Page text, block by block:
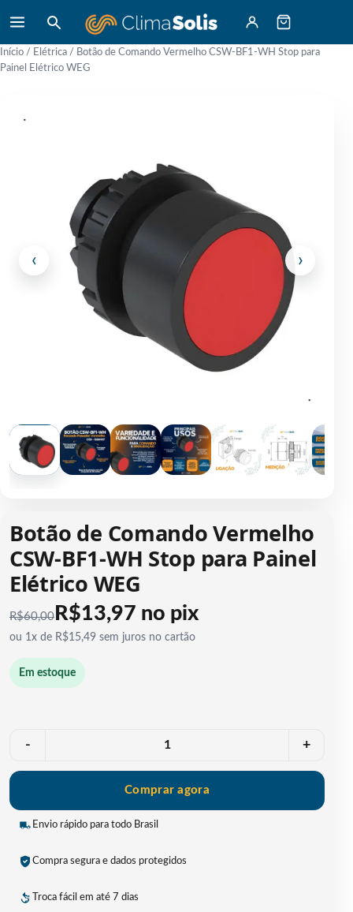
Início / Elétrica / Botão de Comando Vermelho CSW-BF1-WH Stop para
Painel Elétrico WEG
1 / 7
‹ ›
Botão de Comando Vermelho
CSW-BF1-WH Stop para Painel
Elétrico WEG
R$60,00 R$13,97 no pix
ou 1x de R$15,49 sem juros no cartão
Em estoque
- +
Comprar agora
Envio rápido para todo Brasil
Compra segura e dados protegidos
Troca fácil em até 7 dias